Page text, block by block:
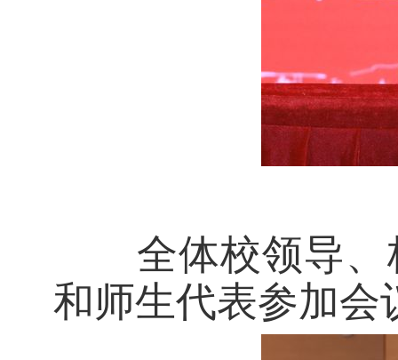
全体校领导、
和师生代表参加会